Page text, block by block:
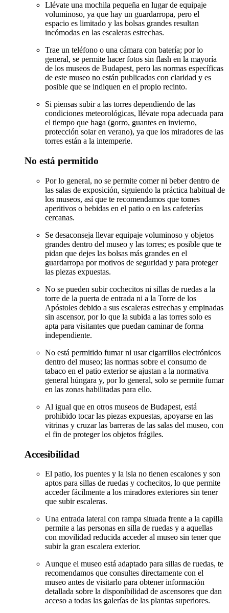
Llévate una mochila pequeña en lugar de equipaje
voluminoso, ya que hay un guardarropa, pero el
espacio es limitado y las bolsas grandes resultan
incómodas en las escaleras estrechas.
Trae un teléfono o una cámara con batería; por lo
general, se permite hacer fotos sin flash en la mayoría
de los museos de Budapest, pero las normas específicas
de este museo no están publicadas con claridad y es
posible que se indiquen en el propio recinto.
Si piensas subir a las torres dependiendo de las
condiciones meteorológicas, llévate ropa adecuada para
el tiempo que haga (gorro, guantes en invierno,
protección solar en verano), ya que los miradores de las
torres están a la intemperie.
No está permitido
Por lo general, no se permite comer ni beber dentro de
las salas de exposición, siguiendo la práctica habitual de
los museos, así que te recomendamos que tomes
aperitivos o bebidas en el patio o en las cafeterías
cercanas.
Se desaconseja llevar equipaje voluminoso y objetos
grandes dentro del museo y las torres; es posible que te
pidan que dejes las bolsas más grandes en el
guardarropa por motivos de seguridad y para proteger
las piezas expuestas.
No se pueden subir cochecitos ni sillas de ruedas a la
torre de la puerta de entrada ni a la Torre de los
Apóstoles debido a sus escaleras estrechas y empinadas
sin ascensor, por lo que la subida a las torres solo es
apta para visitantes que puedan caminar de forma
independiente.
No está permitido fumar ni usar cigarrillos electrónicos
dentro del museo; las normas sobre el consumo de
tabaco en el patio exterior se ajustan a la normativa
general húngara y, por lo general, solo se permite fumar
en las zonas habilitadas para ello.
Al igual que en otros museos de Budapest, está
prohibido tocar las piezas expuestas, apoyarse en las
vitrinas y cruzar las barreras de las salas del museo, con
el fin de proteger los objetos frágiles.
Accesibilidad
El patio, los puentes y la isla no tienen escalones y son
aptos para sillas de ruedas y cochecitos, lo que permite
acceder fácilmente a los miradores exteriores sin tener
que subir escaleras.
Una entrada lateral con rampa situada frente a la capilla
permite a las personas en silla de ruedas y a aquellas
con movilidad reducida acceder al museo sin tener que
subir la gran escalera exterior.
Aunque el museo está adaptado para sillas de ruedas, te
recomendamos que consultes directamente con el
museo antes de visitarlo para obtener información
detallada sobre la disponibilidad de ascensores que dan
acceso a todas las galerías de las plantas superiores.